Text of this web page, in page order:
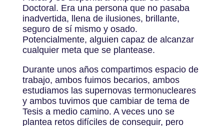
Doctoral. Era una persona que no pasaba
inadvertida, llena de ilusiones, brillante,
seguro de sí mismo y osado.
Potencialmente, alguien capaz de alcanzar
cualquier meta que se plantease.
Durante unos años compartimos espacio de
trabajo, ambos fuimos becarios, ambos
estudiamos las supernovas termonucleares
y ambos tuvimos que cambiar de tema de
Tesis a medio camino. A veces uno se
plantea retos difíciles de conseguir, pero